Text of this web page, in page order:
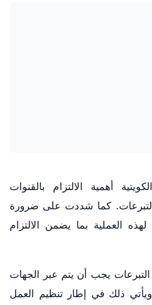
أهمية الالتزام بالقنوات
كما شددت على ضرورة
العملية بما يضمن الالتزام
يجب أن يتم عبر الجهات
ذلك في إطار تنظيم العمل